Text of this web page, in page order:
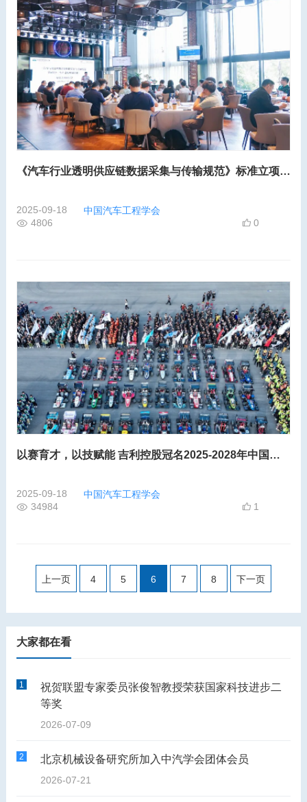
《汽车行业透明供应链数据采集与传输规范》标准立项研讨会在上海国际汽车城成功召开
2025-09-18
中国汽车工程学会
4806
0
以赛育才，以技赋能 吉利控股冠名2025-2028年中国大学生方程式汽车大赛
2025-09-18
中国汽车工程学会
34984
1
上一页 4 5 6 7 8 下一页
大家都在看
1
祝贺联盟专家委员张俊智教授荣获国家科技进步二
等奖
2026-07-09
2 北京机械设备研究所加入中汽学会团体会员
2026-07-21